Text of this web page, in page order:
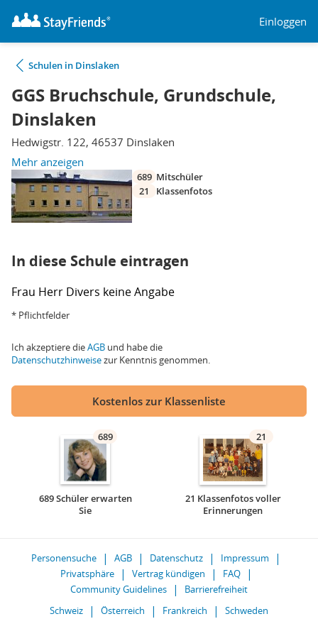
Einloggen
Schulen in Dinslaken
GGS Bruchschule, Grundschule,
Dinslaken
Hedwigstr. 122, 46537 Dinslaken
Mehr anzeigen
689 Mitschüler
21
Klassenfotos
In diese Schule eintragen
Frau Herr Divers keine Angabe
* Pflichtfelder
Ich akzeptiere dieAGB und habe die
Datenschutzhinweisezur Kenntnis genommen.
Kostenlos zur Klassenliste
689
689 Schüler erwarten
Sie
21
21 Klassenfotos voller
Erinnerungen
Personensuche AGB Datenschutz
Impressum
Privatsphäre
Vertrag kündigen
FAQ
Community Guidelines
Barrierefreiheit
Schweiz
Österreich Frankreich Schweden